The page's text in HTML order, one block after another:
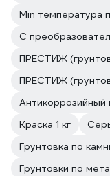
Min температура
С
ПРЕСТИЖ
ПРЕСТИЖ
Краска 1 кг
Грунтовка по
Грунтовки по